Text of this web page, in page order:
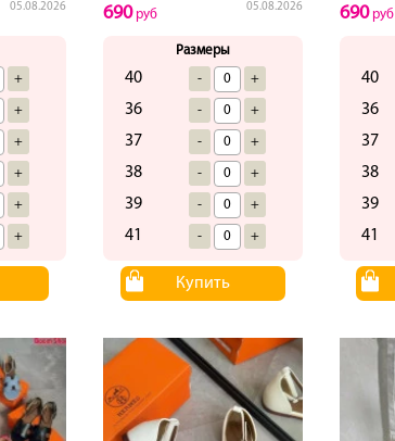
05.08.2026
+
+
+
+
+
+
05.08.2026
690руб
Размеры
40 - +
36 - +
37 - +
38 - +
39 - +
41 - +
Купить
690руб
40
36
37
38
39
41